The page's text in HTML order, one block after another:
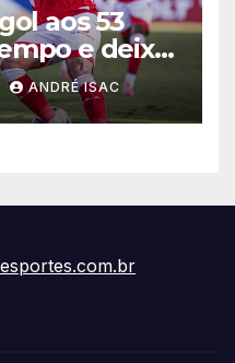
aos 53
e deixa
estreia da
ANDRÉ ISAC